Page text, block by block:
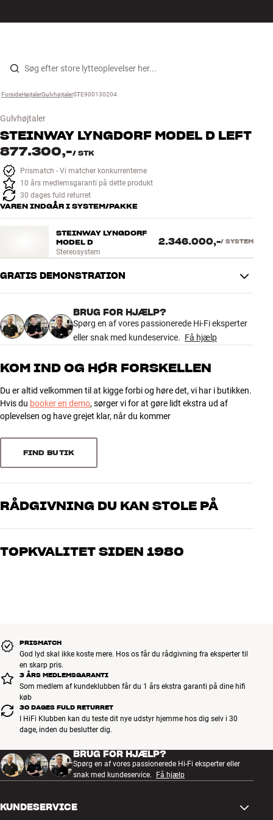
Gå til indhold
Højtaler
Høretelefoner
TV
Kabler
INSPIRATION
MÆRKER
TILBUD
Find Butik
Kundeservice
Forside ›
Højtaler ›
Gulvhøjtaler ›
STE900130204
Gulvhøjtaler
STEINWAY LYNGDORF MODEL D LEFT
877.300,-/ STK
Prismatch - Vi matcher konkurrenterne
10 års medlemsgaranti på dette produkt
30 dages fuld returret
VAREN INDGÅR I SYSTEM/PAKKE
STEINWAY LYNGDORF
MODEL D
Stereosystem
2.346.000,-/ SYSTEM
GRATIS DEMONSTRATION
BRUG FOR HJÆLP?
Spørg en af vores passionerede Hi-Fi eksperter
eller snak med kundeservice. Få hjælp
KOM IND OG HØR FORSKELLEN
Du er altid velkommen til at kigge forbi og høre det, vi har i butikken.
Hvis du booker en demo, sørger vi for at gøre lidt ekstra ud af
oplevelsen og have grejet klar, når du kommer
FIND BUTIK
RÅDGIVNING DU KAN STOLE PÅ
Vores medarbejdere er ægte entusiaster, som kender produkterne
os, hvad du drømmer om – så finder vi den løsning, der passer
TOPKVALITET SIDEN 1980
PRISMATCH
God lyd skal ikke koste mere. Hos os får du rådgivning fra eksperter til
en skarp pris.
3 ÅRS MEDLEMSGARANTI
Som medlem af kundeklubben får du 1 års ekstra garanti på dine hifi
køb
30 DAGES FULD RETURRET
I HiFi Klubben kan du teste dit nye udstyr hjemme hos dig selv i 30
dage, inden du beslutter dig.
BRUG FOR HJÆLP?
Spørg en af vores passionerede Hi-Fi eksperter eller
snak med kundeservice.
Få hjælp
KUNDESERVICE